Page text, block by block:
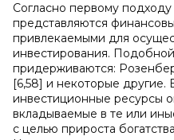
Согласно первому
представляются
привлекаемыми для
инвестирования.
придерживаются:
[6,58] и некоторые другие.
инвестиционные ресурсы
вкладываемые в те или
с целью прироста